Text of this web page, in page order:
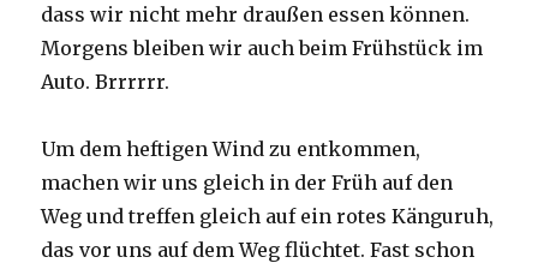
dass wir nicht mehr draußen essen können.
Morgens bleiben wir auch beim Frühstück im
Auto. Brrrrrr.
Um dem heftigen Wind zu entkommen,
machen wir uns gleich in der Früh auf den
Weg und treffen gleich auf ein rotes Känguruh,
das vor uns auf dem Weg flüchtet. Fast schon